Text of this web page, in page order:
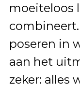
moeiteloos
poseren in
aan het
zeker: alles